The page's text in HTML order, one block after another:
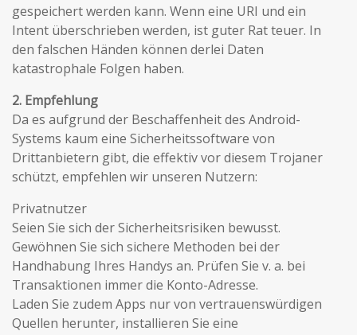
gespeichert werden kann. Wenn eine URI und ein
Intent überschrieben werden, ist guter Rat teuer. In
den falschen Händen können derlei Daten
katastrophale Folgen haben.
2. Empfehlung
Da es aufgrund der Beschaffenheit des Android-
Systems kaum eine Sicherheitssoftware von
Drittanbietern gibt, die effektiv vor diesem Trojaner
schützt, empfehlen wir unseren Nutzern:
Privatnutzer
Seien Sie sich der Sicherheitsrisiken bewusst.
Gewöhnen Sie sich sichere Methoden bei der
Handhabung Ihres Handys an. Prüfen Sie v. a. bei
Transaktionen immer die Konto-Adresse.
Laden Sie zudem Apps nur von vertrauenswürdigen
Quellen herunter, installieren Sie eine